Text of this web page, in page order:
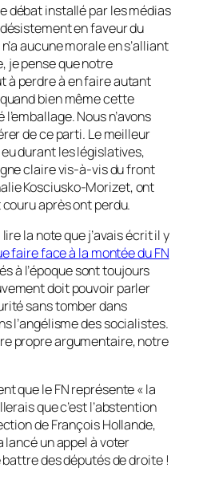
débat installé par les médias
en faveur du
aucune morale en s’alliant
je pense que notre
à perdre à en faire autant
bien même cette
Nous n’avons
de ce parti. Le meilleur
durant les législatives,
claire vis-à-vis du front
Kosciusko-Morizet, ont
après ont perdu.
la note que j’avais écrit il y
faire face à la montée du FN
à l’époque sont toujours
doit pouvoir parler
sans tomber dans
l’angélisme des socialistes.
propre argumentaire, notre
que le FN représente« la
que c’est l’abstention
de François Hollande,
lancé un appel à voter
des députés de droite !